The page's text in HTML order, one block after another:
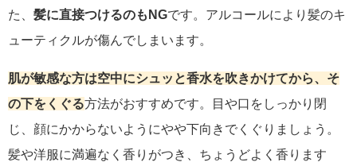
た、 髪に直接つけるのもNGです。アルコールにより髪のキ
ューティクルが傷んでしまいます。
肌が敏感な方は空中にシュッと香水を吹きかけてから、そ
の下をくぐる方法がおすすめです。目や口をしっかり閉
じ、顔にかからないようにやや下向きでくぐりましょう。
髪や洋服に満遍なく香りがつき、ちょうどよく香ります